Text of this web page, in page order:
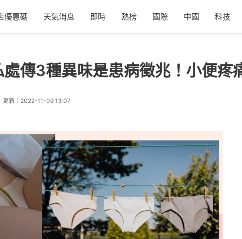
優惠碼 天氣消息 即時 熱榜 國際 中國 科技
處傳3種異味是患病徵兆！小便疼
更新： 2022-11-09 13:07